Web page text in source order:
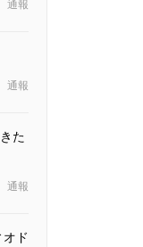
通報
通報
た
通報
ド